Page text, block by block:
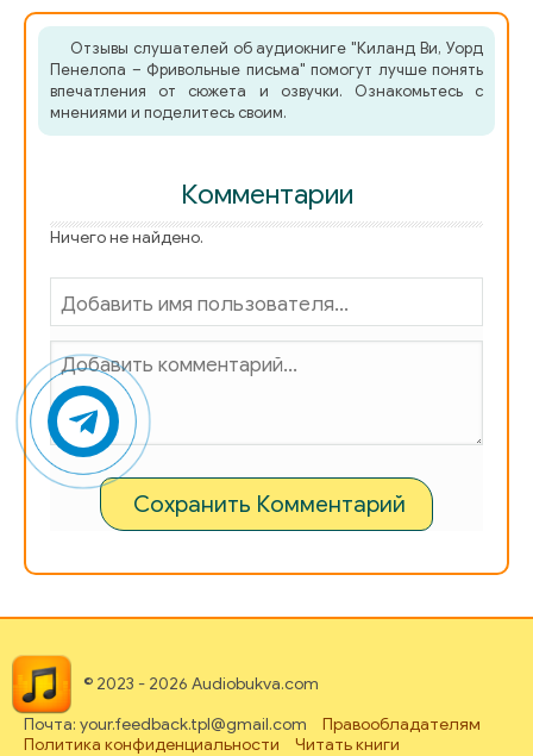
Отзывы слушателей об аудиокниге "Киланд Ви, Уорд
Пенелопа – Фривольные письма" помогут лучше понять
впечатления от сюжета и озвучки. Ознакомьтесь с
мнениями и поделитесь своим.
Комментарии
Ничего не найдено.
Сохранить Комментарий
© 2023 - 2026 Audiobukva.com
Почта: your.feedback.tpl@gmail.com
Правообладателям
Политика конфиденциальности
Читать книги